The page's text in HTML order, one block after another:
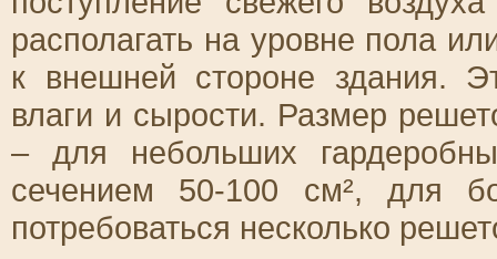
располагать на уровне пола
к внешней стороне здания.
влаги и сырости. Размер
– для небольших
сечением 50-100 см², для
потребоваться несколько